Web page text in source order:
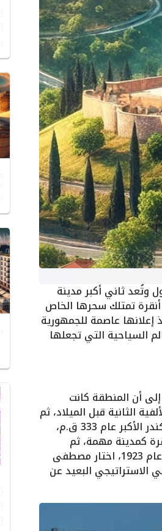
وتُعد ثاني أكبر مدينة
تمتلك سحرها الخاص
إعلانها عاصمة للجمهورية
السياحية التي تجعلها
أن المنطقة كانت
الثانية قبل الميلاد، ثم
أصبحت موطنًا للفريجيين والليديين، وصولًا إلى الفرس. بعد ذلك، احتلها الإسكندر الأكبر عام 333 ق.م،
كمدينة مهمة، ثم
أصبحت جزءًا من الإمبراطورية السلجوقية، وأخيرًا خضعت للحكم العثماني. في عام 1923، اختار مصطفى
الاستراتيجي البعيد عن